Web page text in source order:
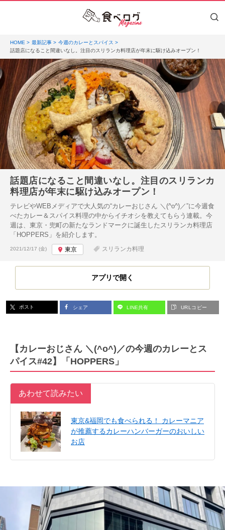
HOME 最新記事
今週のカレーとスパイス
話題店になること間違いなし。注目のスリランカ料理店が年末に駆け込みオープン！
話題店になること間違いなし。注目のスリランカ
料理店が年末に駆け込みオープン！
テレビやWEBメディアで大人気の“カレーおじさん ＼(^o^)／”に今週食
べたカレー＆スパイス料理の中からイチオシを教えてもらう連載。今
週は、東京・兜町の新たなランドマークに誕生したスリランカ料理店
「HOPPERS」を紹介します。
投稿日:
2021/12/17 (金) 東京 スリランカ料理
アプリで開く
ポスト シェア LINE共有 URLコピー
【カレーおじさん ＼(^o^)／の今週のカレーとス
パイス#42】「HOPPERS」
あわせて読みたい
東京&福岡でも食べられる！ カレーマニア
が推薦するカレーハンバーガーのおいしい
お店